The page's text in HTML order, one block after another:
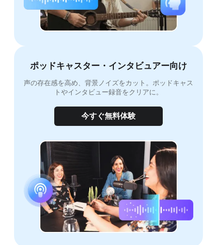
ポッドキャスター・インタビュアー向け
声の存在感を高め、背景ノイズをカット。ポッドキャス
トやインタビュー録音をクリアに。
今すぐ無料体験